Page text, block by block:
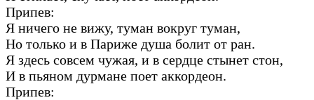
Припев:
Я ничего не вижу, туман вокруг туман,
Но только и в Париже душа болит от ран.
Я здесь совсем чужая, и в сердце стынет стон,
И в пьяном дурмане поет аккордеон.
Припев: